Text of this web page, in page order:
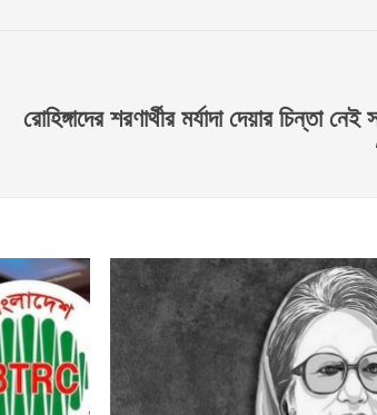
রোহিঙ্গাদের শরণার্থীর মর্যাদা দেয়ার চিন্তা